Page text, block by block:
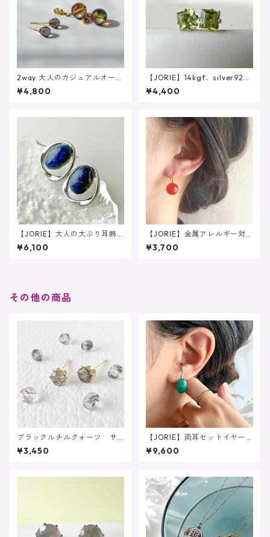
2way 大人のカジュアルオーロ
ラカラー 揺れるブラウンル
ナフラッシュ スモーキーク
¥4,800
【JORIE】14kgf、silver925
8月誕生石 スクエアペリドッ
ト（4mm/4爪）刻印あり ピ
¥4,400
【JORIE】大人の大ぶり耳飾
り 大粒ラピスラズリピア
ス イヤリング サージカル
¥6,100
【JORIE】金属アレルギー対
応❤️ 大人レッド Spoon sto
ne レッドアゲート ピアス
¥3,700
その他の商品
ブラックルチルクォーツ サ
ージカルステンレス刻印あり
（ピアス/イヤリング対応）
¥3,450
【JORIE】両耳セットイヤー
カフ 高品質大粒グリーンオ
ニキスの大人イヤーカフ シ
¥9,600